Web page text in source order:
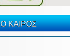
Ο ΚΑΙΡΟΣ